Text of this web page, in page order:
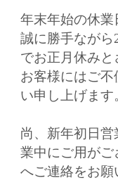
年末年始の休
誠に勝手ながら
でお正月休み
お客様にはご
い申し上げます
尚、新年初日
業中にご用が
へご連絡をお